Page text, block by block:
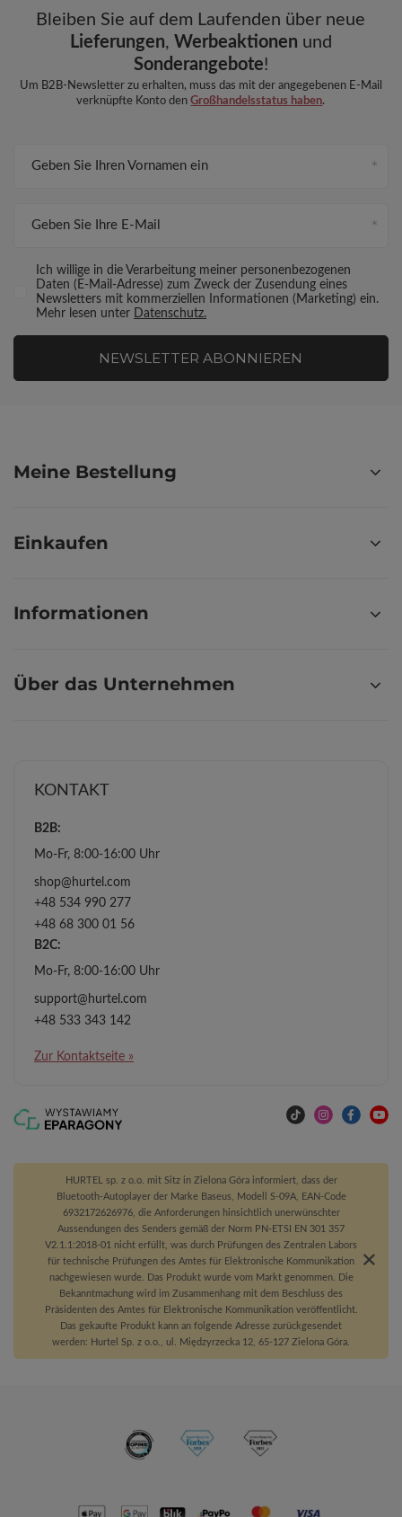
Bleiben Sie auf dem Laufenden über neue
Lieferungen, Werbeaktionen und
Sonderangebote!
Um B2B-Newsletter zu erhalten, muss das mit der angegebenen E-Mail
verknüpfte Konto denGroßhandelsstatus haben.
Geben Sie Ihren Vornamen ein
Geben Sie Ihre E-Mail
Ich willige in die Verarbeitung meiner personenbezogenen
Daten (E-Mail-Adresse) zum Zweck der Zusendung eines
Newsletters mit kommerziellen Informationen (Marketing) ein.
Mehr lesen unter Datenschutz.
NEWSLETTER ABONNIEREN
Meine Bestellung
Einkaufen
Informationen
Über das Unternehmen
KONTAKT
B2B:
Mo-Fr, 8:00-16:00 Uhr
shop@hurtel.com
+48 534 990 277
+48 68 300 01 56
B2C:
Mo-Fr, 8:00-16:00 Uhr
support@hurtel.com
+48 533 343 142
Zur Kontaktseite »
HURTEL sp. z o.o. mit Sitz in Zielona Góra informiert, dass der
Bluetooth-Autoplayer der Marke Baseus, Modell S-09A, EAN-Code
6932172626976, die Anforderungen hinsichtlich unerwünschter
Aussendungen des Senders gemäß der Norm PN-ETSI EN 301 357
V2.1.1:2018-01 nicht erfüllt, was durch Prüfungen des Zentralen Labors
für technische Prüfungen des Amtes für Elektronische Kommunikation
nachgewiesen wurde. Das Produkt wurde vom Markt genommen. Die
Bekanntmachung wird im Zusammenhang mit dem Beschluss des
Präsidenten des Amtes für Elektronische Kommunikation veröffentlicht.
Das gekaufte Produkt kann an folgende Adresse zurückgesendet
werden: Hurtel Sp. z o.o., ul. Międzyrzecka 12, 65-127 Zielona Góra.